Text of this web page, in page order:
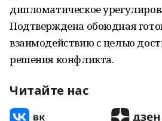
дипломатическое
Подтверждена обоюдная
взаимодействию с целью
решения конфликта.
Читайте нас